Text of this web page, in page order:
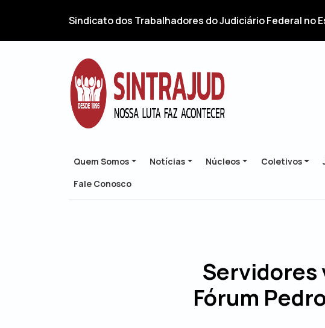
Sindicato dos Trabalhadores do Judiciário Federal no
Quem Somos Notícias Núcleos Coletivos
Fale Conosco
Servidores
Fórum